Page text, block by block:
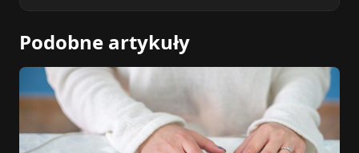
Podobne artykuły